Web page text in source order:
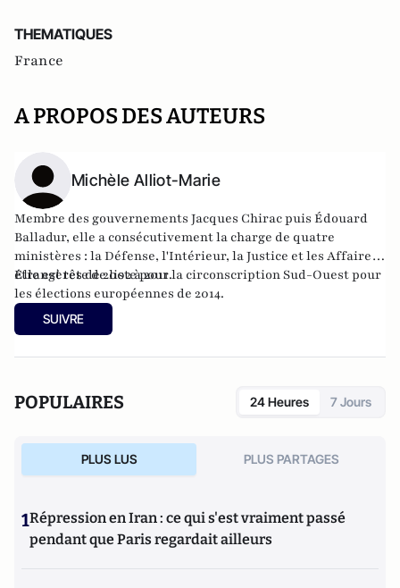
THEMATIQUES
France
A PROPOS DES AUTEURS
Michèle Alliot-Marie
Membre des gouvernements Jacques Chirac puis Édouard
Balladur, elle a consécutivement la charge de quatre
ministères : la Défense, l'Intérieur, la Justice et les Affaires
étrangères de 2002 à 2011.
Elle est tête de liste pour la circonscription Sud-Ouest pour
les élections européennes de 2014.
SUIVRE
POPULAIRES 24 Heures 7 Jours
PLUS LUS PLUS PARTAGES
1Répression en Iran : ce qui s'est vraiment passé
pendant que Paris regardait ailleurs